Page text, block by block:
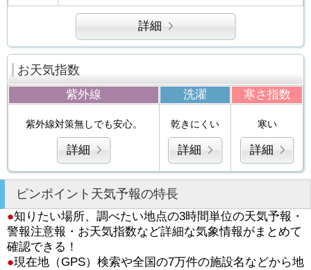
詳細
お天気指数
紫外線 洗濯 寒さ指数
紫外線対策無しでも安心。
詳細
乾きにくい
詳細
寒い
詳細
ピンポイント天気予報の特長
●知りたい場所、調べたい地点の3時間単位の天気予報・
警報注意報・お天気指数など詳細な気象情報がまとめて
確認できる！
●現在地（GPS）検索や全国の7万件の施設名などから地